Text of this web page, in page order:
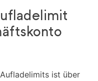
ist über